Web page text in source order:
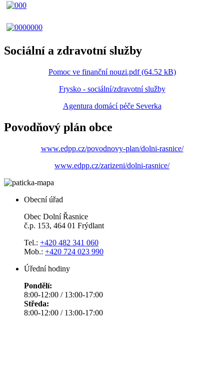
Sociální a zdravotní služby
Pomoc ve finanční nouzi.pdf (64.52 kB)
Frysko - sociální/zdravotní služby
Agentura domácí péče Severka
Povodňový plán obce
www.edpp.cz/povodnovy-plan/dolni-rasnice/
www.edpp.cz/zarizeni/dolni-rasnice/
Obecní úřad
Obec Dolní Řasnice
č.p. 153, 464 01 Frýdlant
Tel.: +420 482 341 060
Mob.: +420 724 023 990
Úřední hodiny
Pondělí:
8:00-12:00 / 13:00-17:00
Středa:
8:00-12:00 / 13:00-17:00